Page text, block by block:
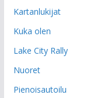
Kartanlukijat
Kuka olen
Lake City Rally
Nuoret
Pienoisautoilu